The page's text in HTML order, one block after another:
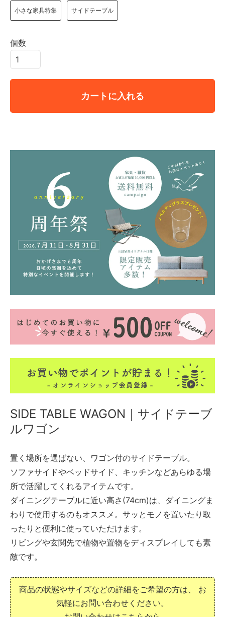
小さな家具特集 サイドテーブル
個数
カートに入れる
SIDE TABLE WAGON｜サイドテーブ
ルワゴン
置く場所を選ばない、ワゴン付のサイドテーブル。
ソファサイドやベッドサイド、キッチンなどあらゆる場
所で活躍してくれるアイテムです。
ダイニングテーブルに近い高さ(74cm)は、ダイニングま
わりで使用するのもオススメ。サッとモノを置いたり取
ったりと便利に使っていただけます。
リビングや玄関先で植物や置物をディスプレイしても素
敵です。
商品の状態やサイズなどの詳細をご希望の方は、
お
気軽にお問い合わせください。